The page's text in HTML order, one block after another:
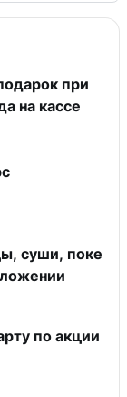
при
на кассе
суши, поке
по акции